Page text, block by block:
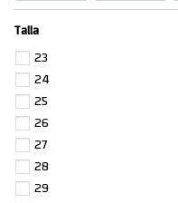
Talla
23
24
25
26
27
28
29